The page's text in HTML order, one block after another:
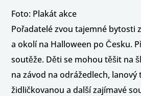
Foto: Plakát akce
Pořadatelé zvou tajemné bytosti
a okolí na Halloween po Česku.
soutěže. Děti se mohou těšit na
na závod na odrážedlech, lanový
židličkovanou a další zajímavé